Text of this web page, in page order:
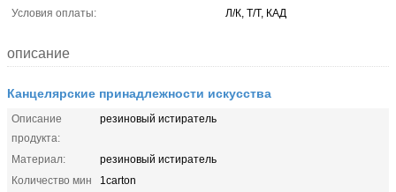
Условия оплаты:
Л/К, Т/Т, КАД
описание
Канцелярские принадлежности искусства
Описание
продукта:
резиновый истиратель
Материал:
резиновый истиратель
Количество мин
1carton